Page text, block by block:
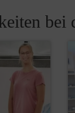
bei